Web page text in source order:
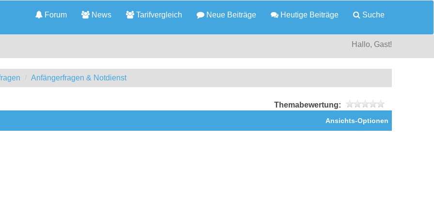
Forum News Tarifvergleich Neue Beiträge Heutige Beiträge Suche
Hallo, Gast!
Anfängerfragen & Notdienst
Themabewertung:
Ansichts-Optionen